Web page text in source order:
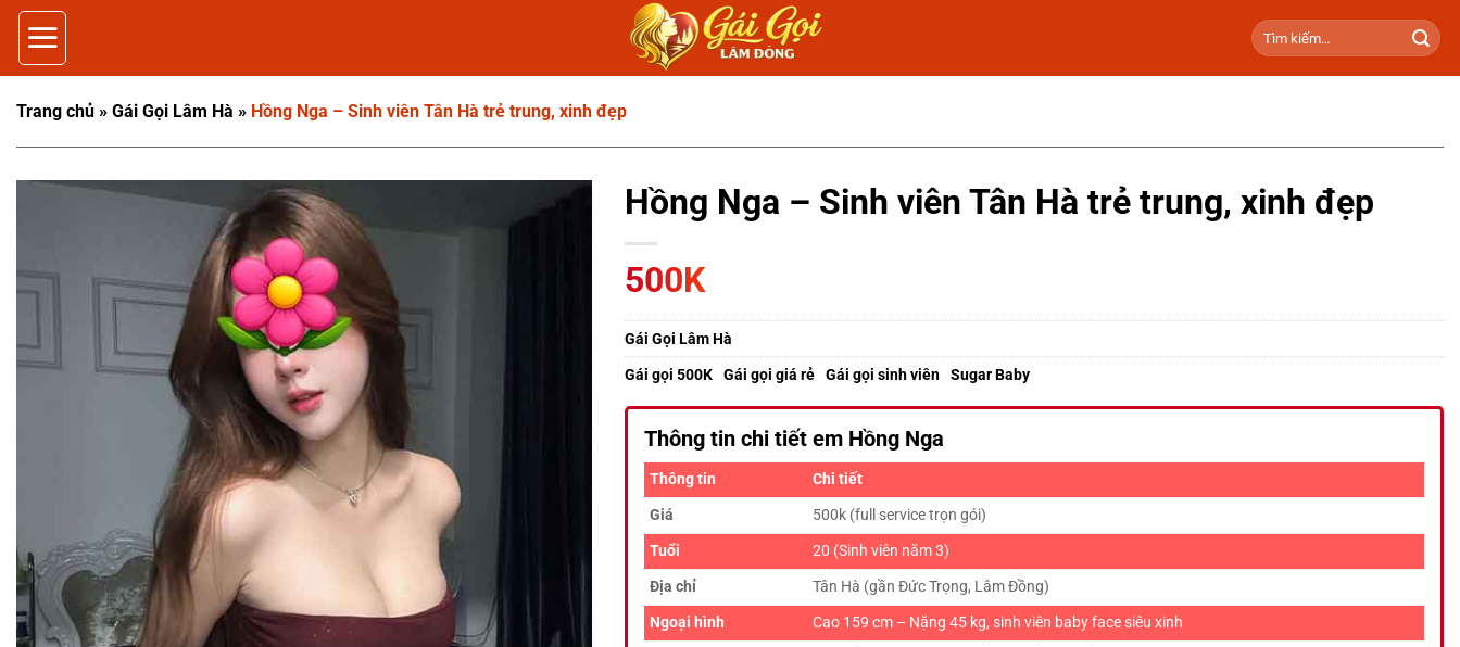
Bỏ
nội
Tìm
kiếm:
Trang chủ » Gái Gọi Lâm Hà » Hồng Nga – Sinh viên Tân Hà trẻ trung, xinh đẹp
Hồng Nga – Sinh viên Tân Hà trẻ trung, xinh đẹp
500K
Gái Gọi Lâm Hà
Gái gọi 500K Gái gọi giá rẻ Gái gọi sinh viên Sugar Baby
Thông tin chi tiết em Hồng Nga
Thông tin
Chi tiết
Giá
500k (full service trọn gói)
Tuổi
20 (Sinh viên năm 3)
Địa chỉ
Tân Hà (gần Đức Trọng, Lâm Đồng)
Ngoại hình
Cao 159 cm – Nặng 45 kg, sinh viên baby face siêu xinh